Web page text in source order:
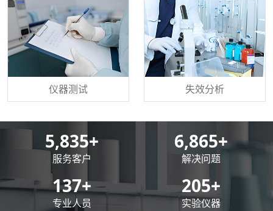
仪器测试 失效分析
8,500+
服务客户
10,000+
解决问题
200+
专业人员
300+
实验仪器